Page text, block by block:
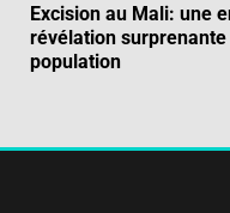
Excision au Mali: une
révélation surprenante
population